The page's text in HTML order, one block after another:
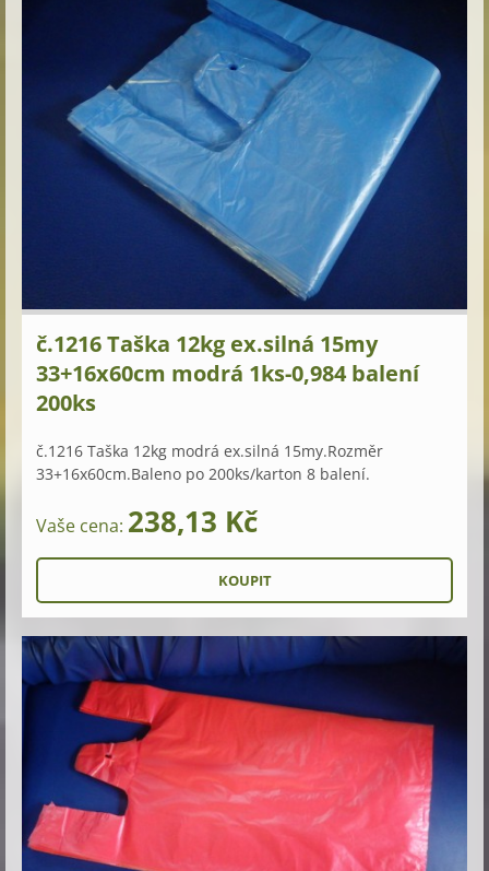
č.1216 Taška 12kg ex.silná 15my
33+16x60cm modrá 1ks-0,984 balení
200ks
č.1216 Taška 12kg modrá ex.silná 15my.Rozměr
33+16x60cm.Baleno po 200ks/karton 8 balení.
Vaše cena: 238,13 Kč